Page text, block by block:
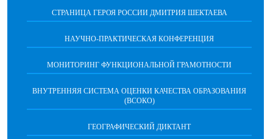
СТРАНИЦА ГЕРОЯ РОССИИ ДМИТРИЯ ШЕКТАЕВА
НАУЧНО-ПРАКТИЧЕСКАЯ КОНФЕРЕНЦИЯ
МОНИТОРИНГ ФУНКЦИОНАЛЬНОЙ ГРАМОТНОСТИ
ВНУТРЕННЯЯ СИСТЕМА ОЦЕНКИ КАЧЕСТВА ОБРАЗОВАНИЯ
(ВСОКО)
ГЕОГРАФИЧЕСКИЙ ДИКТАНТ